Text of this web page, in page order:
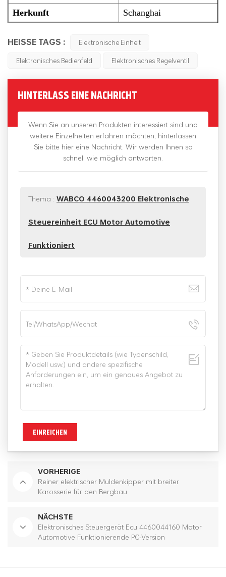
Herkunft
Schanghai
HEISSE TAGS :
Elektronische Einheit
Elektronisches Bedienfeld
Elektronisches Regelventil
HINTERLASS EINE NACHRICHT
Wenn Sie an unseren Produkten interessiert sind und
weitere Einzelheiten erfahren möchten, hinterlassen
Sie bitte hier eine Nachricht. Wir werden Ihnen so
schnell wie möglich antworten.
Thema : WABCO 4460043200 Elektronische
Steuereinheit ECU Motor Automotive
Funktioniert
EINREICHEN
VORHERIGE
Reiner elektrischer Muldenkipper mit breiter
Karosserie für den Bergbau
NÄCHSTE
Elektronisches Steuergerät Ecu 4460044160 Motor
Automotive Funktionierende PC-Version